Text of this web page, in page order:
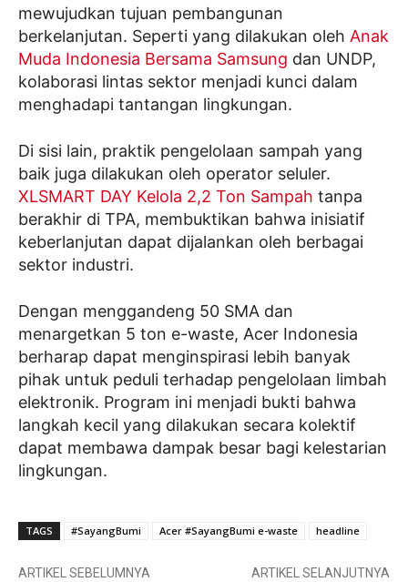
mewujudkan tujuan pembangunan
berkelanjutan. Seperti yang dilakukan oleh Anak
Muda Indonesia Bersama Samsung dan UNDP,
kolaborasi lintas sektor menjadi kunci dalam
menghadapi tantangan lingkungan.
Di sisi lain, praktik pengelolaan sampah yang
baik juga dilakukan oleh operator seluler.
XLSMART DAY Kelola 2,2 Ton Sampah tanpa
berakhir di TPA, membuktikan bahwa inisiatif
keberlanjutan dapat dijalankan oleh berbagai
sektor industri.
Dengan menggandeng 50 SMA dan
menargetkan 5 ton e-waste, Acer Indonesia
berharap dapat menginspirasi lebih banyak
pihak untuk peduli terhadap pengelolaan limbah
elektronik. Program ini menjadi bukti bahwa
langkah kecil yang dilakukan secara kolektif
dapat membawa dampak besar bagi kelestarian
lingkungan.
TAGS #SayangBumi Acer #SayangBumi e-waste headline
ARTIKEL SEBELUMNYA ARTIKEL SELANJUTNYA